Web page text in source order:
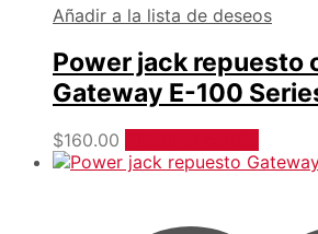
Añadir a la lista de deseos
Power jack repuesto
Gateway E-100
$160.00